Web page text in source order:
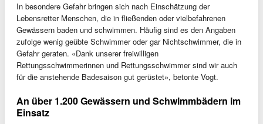
In besondere Gefahr bringen sich nach Einschätzung der
Lebensretter Menschen, die in fließenden oder vielbefahrenen
Gewässern baden und schwimmen. Häufig sind es den Angaben
zufolge wenig geübte Schwimmer oder gar Nichtschwimmer, die in
Gefahr geraten. «Dank unserer freiwilligen
Rettungsschwimmerinnen und Rettungsschwimmer sind wir auch
für die anstehende Badesaison gut gerüstet», betonte Vogt.
An über 1.200 Gewässern und Schwimmbädern im
Einsatz